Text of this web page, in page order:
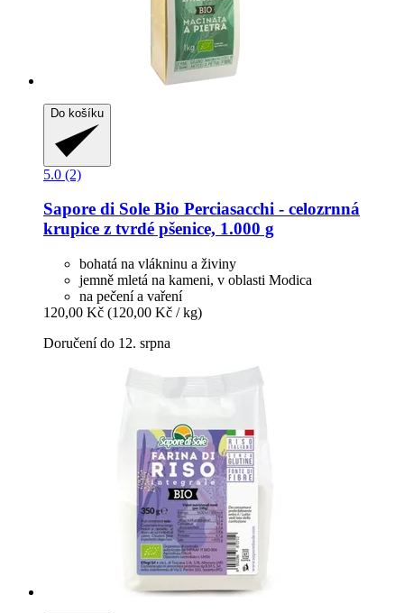
Do košíku
5.0 (2)
Sapore di Sole Bio Perciasacchi -​ celozrnná
krupice z tvrdé pšenice, 1.000 g
bohatá na vlákninu a živiny
jemně mletá na kameni, v oblasti Modica
na pečení a vaření
120,00 Kč (120,00 Kč / kg)
Doručení do 12. srpna